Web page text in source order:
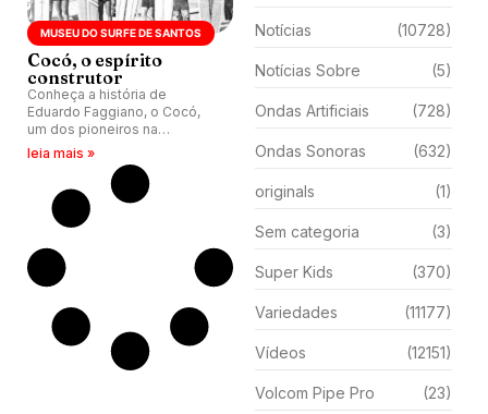
MUSEU DO SURFE DE SANTOS
Cocó, o espírito
construtor
Conheça a história de
Eduardo Faggiano, o Cocó,
um dos pioneiros na
fabricação de pranchas no
leia mais »
Notícias (10728)
Notícias Sobre (5)
Ondas Artificiais (728)
Ondas Sonoras (632)
originals (1)
Sem categoria (3)
Super Kids (370)
Variedades (11177)
Vídeos (12151)
Volcom Pipe Pro (23)